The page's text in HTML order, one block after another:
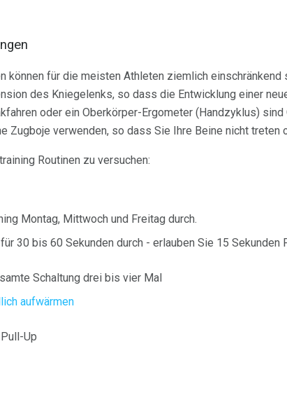
können für die meisten Athleten ziemlich einschränkend
des Kniegelenks, so dass die Entwicklung einer
oder ein Oberkörper-Ergometer (Handzyklus) sind
Zugboje verwenden, so dass Sie Ihre Beine nicht treten
Routinen zu versuchen:
Montag, Mittwoch und Freitag durch.
30 bis 60 Sekunden durch - erlauben Sie 15
Schaltung drei bis vier Mal
aufwärmen
Up